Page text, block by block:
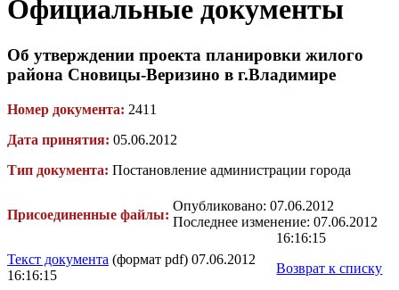
Официальные документы
Об утверждении проекта планировки жилого
района Сновицы-Веризино в г.Владимире
Номер документа: 2411
Дата принятия: 05.06.2012
Тип документа: Постановление администрации города
Присоединенные файлы:
Текст документа (формат pdf) 07.06.2012
16:16:15
Опубликовано: 07.06.2012
Последнее изменение: 07.06.2012
16:16:15
Возврат к списку